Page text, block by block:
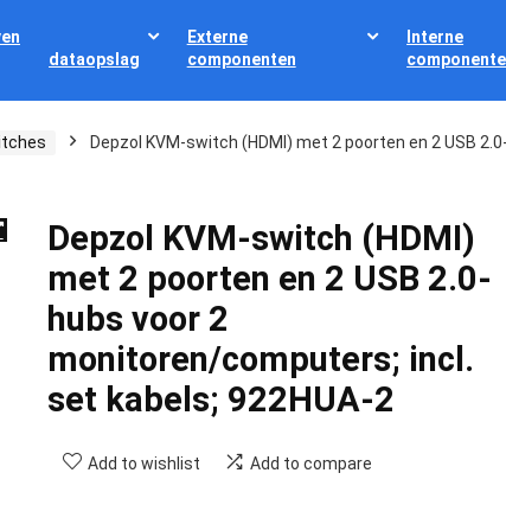
dataopslag
Externe
componenten
Interne
Depzol KVM-switch (HDMI) met 2 poorten en 2 USB
Depzol KVM-switch (HDMI)
met 2 poorten en 2 USB 2.0-
hubs voor 2
monitoren/computers; incl.
set kabels; 922HUA-2
Add to wishlist Add to compare